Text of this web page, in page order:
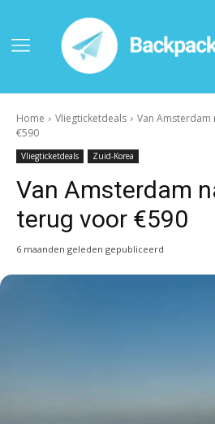
Home Vliegticketdeals
Van Amsterdam
€590
Vliegticketdeals Zuid-Korea
Van Amsterdam
terug voor €590
6 maanden geleden gepubliceerd